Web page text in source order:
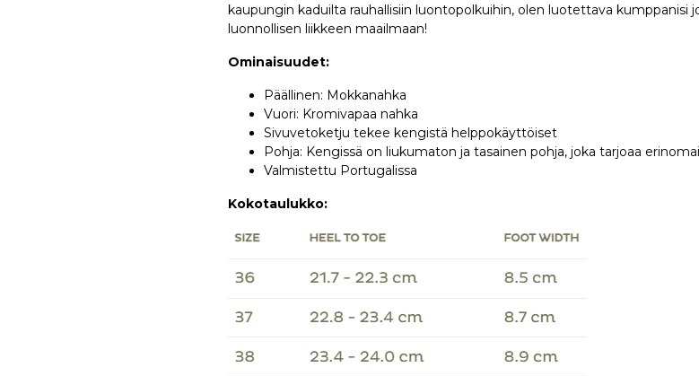
kaupungin kaduilta rauhallisiin luontopolkuihin, olen luotettava kumppanisi
luonnollisen liikkeen maailmaan!
Ominaisuudet:
Päällinen: Mokkanahka
Vuori: Kromivapaa nahka
Sivuvetoketju tekee kengistä helppokäyttöiset
Pohja: Kengissä on liukumaton ja tasainen pohja, joka tarjoaa
Valmistettu Portugalissa
Kokotaulukko: